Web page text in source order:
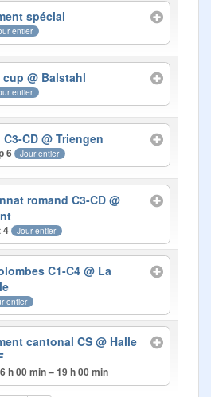
spécial
entier
cup@ Balstahl
entier
C3-CD@ Triengen
6 Jour entier
romand C3-CD@
4 Jour entier
C1-C4@ La
entier
cantonal CS@ Halle
h 00 min – 19 h 00 min